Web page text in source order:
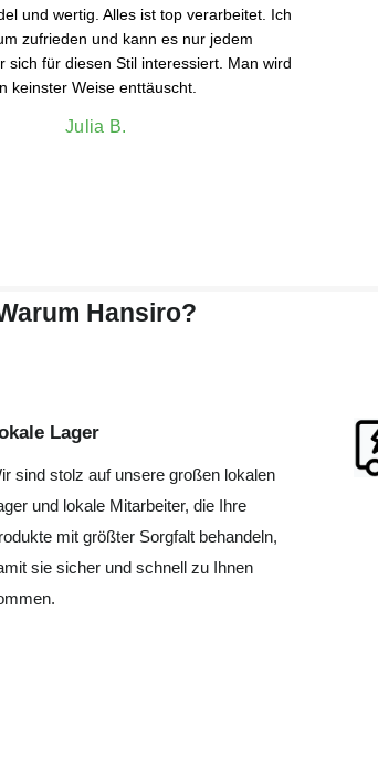
und wertig. Alles ist top verarbeitet. Ich
zufrieden und kann es nur jedem
sich für diesen Stil interessiert. Man wird
keinster Weise enttäuscht.
Julia B.
Hansiro?
Lager
sind stolz auf unsere großen lokalen
und lokale Mitarbeiter, die Ihre
mit größter Sorgfalt behandeln,
sie sicher und schnell zu Ihnen